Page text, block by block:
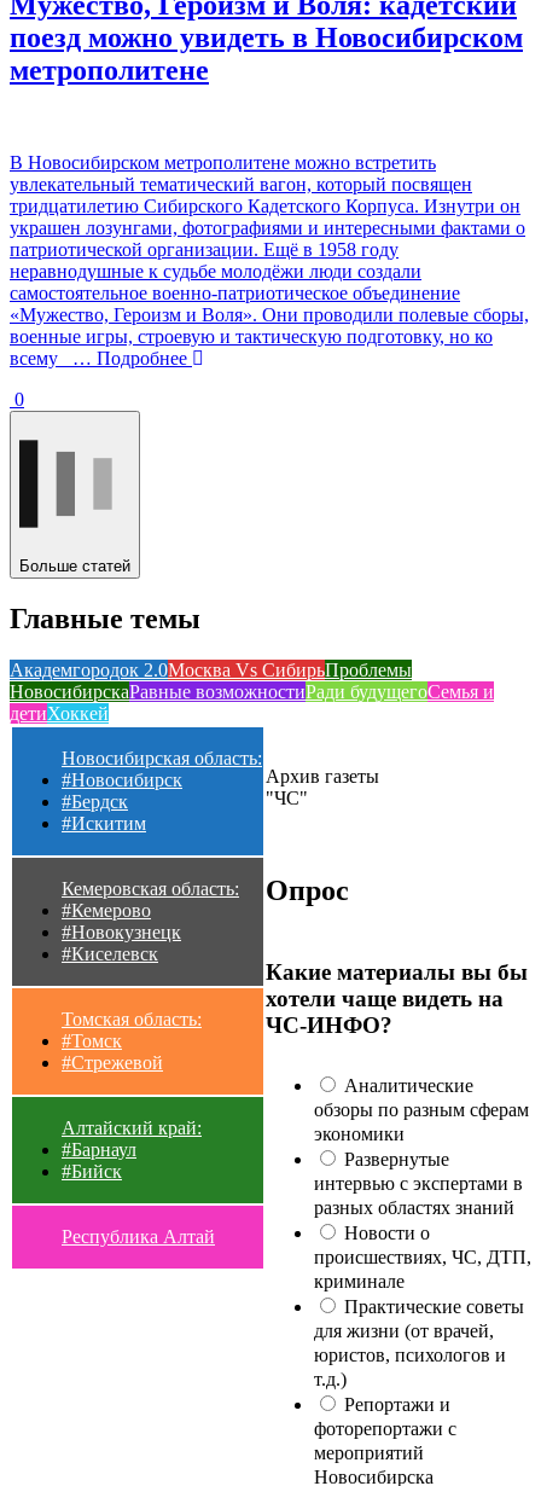
поезд можно увидеть в Новосибирском
метрополитене
В Новосибирском метрополитене можно встретить
увлекательный тематический вагон, который посвящен
тридцатилетию Сибирского Кадетского Корпуса. Изнутри он
украшен лозунгами, фотографиями и интересными фактами о
патриотической организации. Ещё в 1958 году
неравнодушные к судьбе молодёжи люди создали
самостоятельное военно-патриотическое объединение
«Мужество, Героизм и Воля». Они проводили полевые сборы,
военные игры, строевую и тактическую подготовку, но ко
всему
… Подробнее
0
Больше статей
Главные темы
Академгородок 2.0Москва Vs СибирьПроблемы
НовосибирскаРавные возможностиРади будущегоСемья и
детиХоккей
Новосибирская область:
#Новосибирск
#Бердск
#Искитим
Кемеровская область:
#Кемерово
#Новокузнецк
#Киселевск
Томская область:
#Томск
#Стрежевой
Алтайский край:
#Барнаул
#Бийск
Республика Алтай
Архив газеты
"ЧС"
Опрос
Какие материалы вы бы
хотели чаще видеть на
ЧС-ИНФО?
Аналитические
обзоры по разным сферам
экономики
Развернутые
интервью с экспертами в
разных областях знаний
Новости о
происшествиях, ЧС, ДТП,
криминале
Практические советы
для жизни (от врачей,
юристов, психологов и
т.д.)
Репортажи и
фоторепортажи с
мероприятий
Новосибирска